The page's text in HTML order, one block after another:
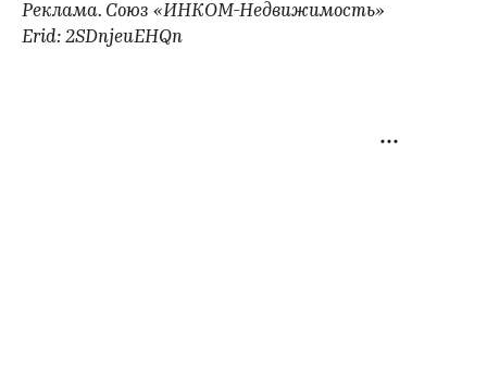
Реклама. Союз «ИНКОМ-Недвижимость»
Erid: 2SDnjeuEHQn